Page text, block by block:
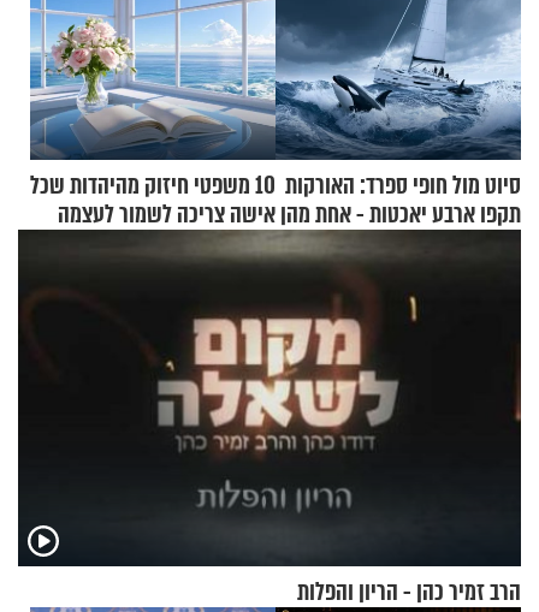
סיוט מול חופי ספרד: האורקות
תקפו ארבע יאכטות - אחת מהן
10 משפטי חיזוק מהיהדות שכל
אישה צריכה לשמור לעצמה
הרב זמיר כהן - הריון והפלות